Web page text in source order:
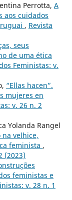
Perrotta, A
aos cuidados
, Revista
seus
de uma ética
Feministas: v.
“Ellas hacen”.
mujeres en
v. 26 n. 2
Yolanda Rangel
na velhice,
feminista ,
(2023)
feministas e
v. 28 n. 1